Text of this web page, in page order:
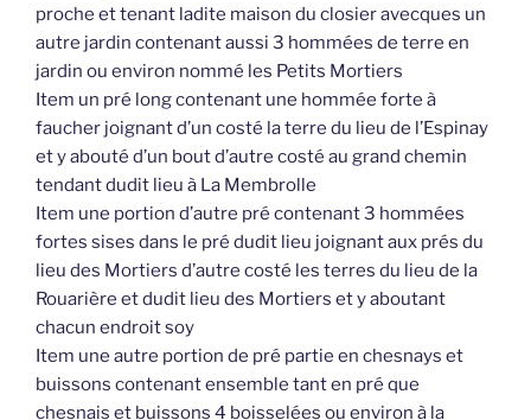
proche et tenant ladite maison du closier avecques un
autre jardin contenant aussi 3 hommées de terre en
jardin ou environ nommé les Petits Mortiers
Item un pré long contenant une hommée forte à
faucher joignant d’un costé la terre du lieu de l’Espinay
et y abouté d’un bout d’autre costé au grand chemin
tendant dudit lieu à La Membrolle
Item une portion d’autre pré contenant 3 hommées
fortes sises dans le pré dudit lieu joignant aux prés du
lieu des Mortiers d’autre costé les terres du lieu de la
Rouarière et dudit lieu des Mortiers et y aboutant
chacun endroit soy
Item une autre portion de pré partie en chesnays et
buissons contenant ensemble tant en pré que
chesnais et buissons 4 boisselées ou environ à la